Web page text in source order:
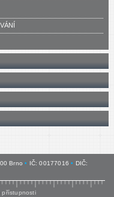
Brno • IČ: 00177016 • DIČ:
přístupnosti